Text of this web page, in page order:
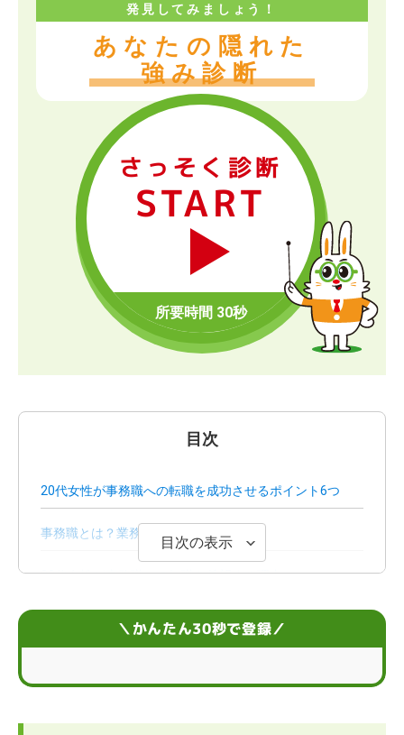
発見してみましょう！
あなたの隠れた
強み診断
さっそく診断
START
目次
20代女性が事務職への転職を成功させるポイント6つ
事務職とは？業務内容や給与の実態
20代女性が事務職への転職を希望する理由
目次の表示
＼かんたん30秒で登録／